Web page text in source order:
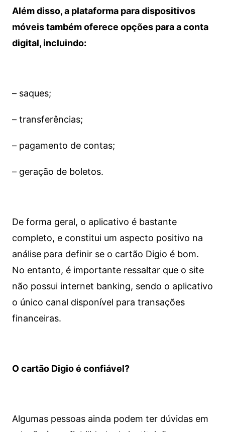
Além disso, a plataforma para dispositivos
móveis também oferece opções para a conta
digital, incluindo:
– saques;
– transferências;
– pagamento de contas;
– geração de boletos.
De forma geral, o aplicativo é bastante
completo, e constitui um aspecto positivo na
análise para definir se o cartão Digio é bom.
No entanto, é importante ressaltar que o site
não possui internet banking, sendo o aplicativo
o único canal disponível para transações
financeiras.
O cartão Digio é confiável?
Algumas pessoas ainda podem ter dúvidas em